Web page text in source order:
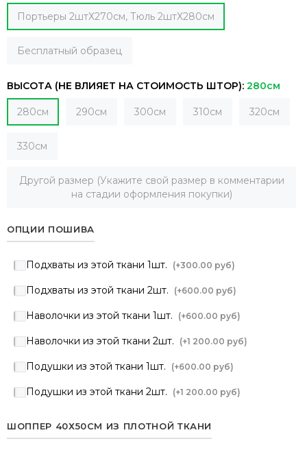
Портьеры 2штХ270см, Тюль 2штХ280см
Бесплатный образец
ВЫСОТА (НЕ ВЛИЯЕТ НА СТОИМОСТЬ ШТОР): 280см
280см 290см 300см 310см 320см
330см
Другой размер (Укажите свой размер в комментарии
на стадии оформления покупки)
ОПЦИИ ПОШИВА
Подхваты из этой ткани 1шт. (+300.00 руб)
Подхваты из этой ткани 2шт. (+600.00 руб)
Наволочки из этой ткани 1шт. (+600.00 руб)
Наволочки из этой ткани 2шт. (+1 200.00 руб)
Подушки из этой ткани 1шт. (+600.00 руб)
Подушки из этой ткани 2шт. (+1 200.00 руб)
ШОППЕР 40Х50СМ ИЗ ПЛОТНОЙ ТКАНИ